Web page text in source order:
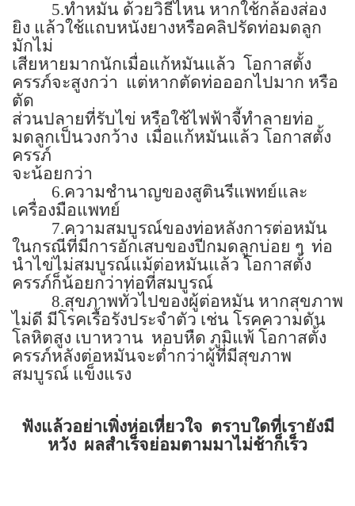
5.ทำหมัน ด้วยวิธีไหน หากใช้กล้องส่อง
ยิง แล้วใช้แถบหนังยางหรือคลิปรัดท่อมดลูก
มักไม่
เสียหายมากนักเมื่อแก้หมันแล้ว โอกาสตั้ง
ครรภ์จะสูงกว่า แต่หากตัดท่อออกไปมาก หรือ
ตัด
ส่วนปลายที่รับไข่ หรือใช้ไฟฟ้าจี้ทำลายท่อ
มดลูกเป็นวงกว้าง เมื่อแก้หมันแล้ว โอกาสตั้ง
ครรภ์
จะน้อยกว่า
6.ความชำนาญของสูตินรีแพทย์และ
เครื่องมือแพทย์
7.ความสมบูรณ์ของท่อหลังการต่อหมัน
ในกรณีที่มีการอักเสบของปีกมดลูกบ่อย ๆ ท่อ
นำไข่ไม่สมบูรณ์แม้ต่อหมันแล้ว โอกาสตั้ง
ครรภ์ก็น้อยกว่าท่อที่สมบูรณ์
8.สุขภาพทั่วไปของผู้ต่อหมัน หากสุขภาพ
ไม่ดี มีโรคเรื้อรังประจำตัว เช่น โรคความดัน
โลหิตสูง เบาหวาน หอบหืด ภูมิแพ้ โอกาสตั้ง
ครรภ์หลังต่อหมันจะต่ำกว่าผู้ที่มีสุขภาพ
สมบูรณ์ แข็งแรง
ฟังแล้วอย่าเพิ่งห่อเหี่ยวใจ ตราบใดที่เรายังมี
หวัง ผลสำเร็จย่อมตามมาไม่ช้าก็เร็ว